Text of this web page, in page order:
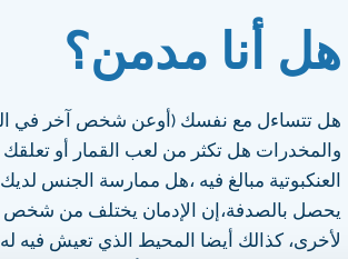
هل أنا مدمن؟
هل تتساءل مع نفسك (أوعن شخص آخر في
والمخدرات هل تكثر من لعب القمار أو
العنكبوتية مبالغ فيه ،هل ممارسة الجنس
يحصل بالصدفة،إن الإدمان يختلف من شخص
لأخرى، كذالك أيضا المحيط الذي تعيش فيه